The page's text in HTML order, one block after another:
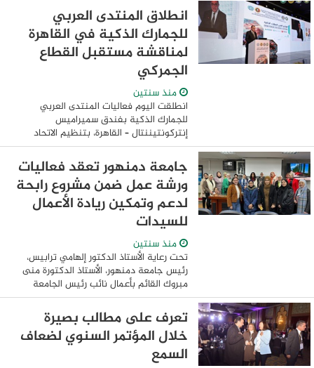
لافتتاح مركز طبي في بارك مول بمشروع
"نيووم نيو ...
انطلاق المنتدى العربي
للجمارك الذكية في القاهرة
لمناقشة مستقبل القطاع
الجمركي
منذ سنتين
انطلقت اليوم فعاليات المنتدى العربي
للجمارك الذكية بفندق سميراميس
إنتركونتيننتال – القاهرة، بتنظيم الاتحاد
العربي للمخلصين الجمركيين، وبالتعاون مع
الأمانة العامة لجامعة الدول العربية ومصلحة
الجمارك ...
جامعة دمنهور تعقد فعاليات
ورشة عمل ضمن مشروع رابحة
لدعم وتمكين ريادة الأعمال
للسيدات
منذ سنتين
تحت رعاية الأستاذ الدكتور إلهامي ترابيس،
رئيس جامعة دمنهور، الأستاذ الدكتورة منى
مبروك القائم بأعمال نائب رئيس الجامعة
لشئون خدمة المجتمع وتنمية البيئة،
وبالتعاون مع مركز ريادة الأعمال والابتكار ...
تعرف على مطالب بصيرة
خلال المؤتمر السنوي لضعاف
السمع